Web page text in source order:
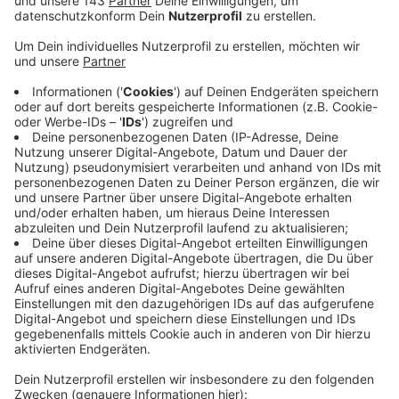
sind, verzichten Veranstalter auf die Beschallung
Hauptgeschäftsführer des deutschen
nicht angehoben. Die Kosten wären nur teurer, weil
die Veranstalter zuvor falsche Angaben gemacht
hätten: "Die Höhe der Gebühren orientiert sich an
der Fläche, die für diese Veranstaltung in Anspruch
genommen wird. Diese Flächen, so argumentiert
die GEMA, sind in der Vergangenheit nicht in allen
Fällen richtig angegeben worden. Und nun gibt es
neue, digitale Instrumente, mit denen es den
GEMA-Mitarbeitern auch von ihrem Schreibtisch
aus möglich ist,die Veranstaltungsfläche in jeder
Stadt Deutschlands zu kontrollieren." Dadurch
steigen die Kosten zum Teil um das zehnfache.